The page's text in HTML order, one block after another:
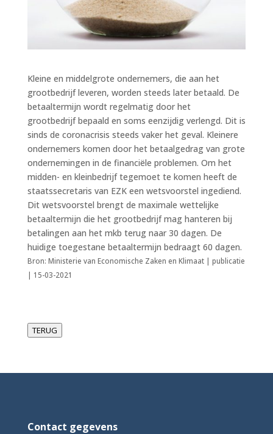
Kleine en middelgrote ondernemers, die aan het
grootbedrijf leveren, worden steeds later betaald. De
betaaltermijn wordt regelmatig door het
grootbedrijf bepaald en soms eenzijdig verlengd. Dit is
sinds de coronacrisis steeds vaker het geval. Kleinere
ondernemers komen door het betaalgedrag van grote
ondernemingen in de financiële problemen. Om het
midden- en kleinbedrijf tegemoet te komen heeft de
staatssecretaris van EZK een wetsvoorstel ingediend.
Dit wetsvoorstel brengt de maximale wettelijke
betaaltermijn die het grootbedrijf mag hanteren bij
betalingen aan het mkb terug naar 30 dagen. De
huidige toegestane betaaltermijn bedraagt 60 dagen.
Bron: Ministerie van Economische Zaken en Klimaat | publicatie
| 15-03-2021
TERUG
Contact gegevens